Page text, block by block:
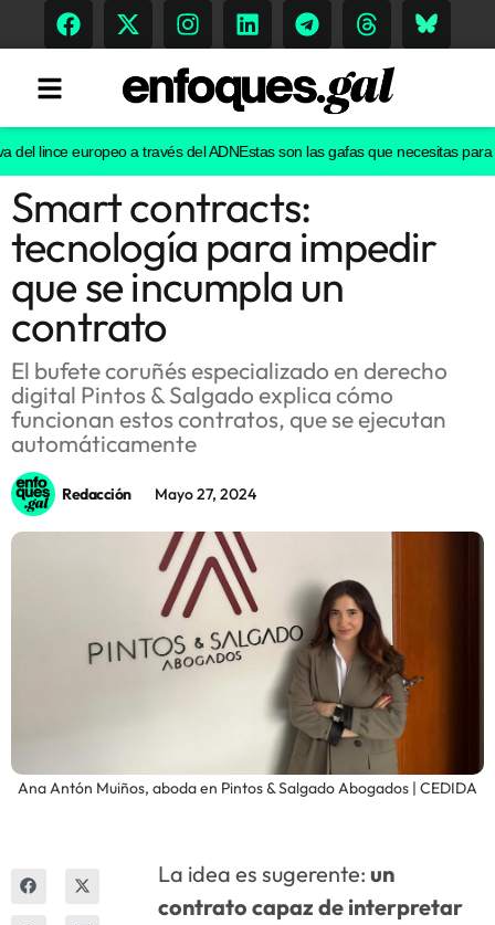
Tendencias
Memoria Histórica
Gastronomía
Escenarios
Sostenibilidad
lince europeo a través del ADNEstas son las gafas que necesitas para
Smart contracts:
tecnología para impedir
que se incumpla un
contrato
El bufete coruñés especializado en derecho
digital Pintos & Salgado explica cómo
funcionan estos contratos, que se ejecutan
automáticamente
Redacción Mayo 27, 2024
Ana Antón Muiños, aboda en Pintos & Salgado Abogados | CEDIDA
La idea es sugerente:un
contrato capaz de interpretar